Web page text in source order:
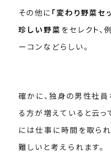
その他に 「変わり野菜セ
珍しい野菜をセレクト
ーコンなどらしい。
確かに、独身の男性社
る方が増えていると云っ
には仕事に時間を取ら
難しいと考えられます。